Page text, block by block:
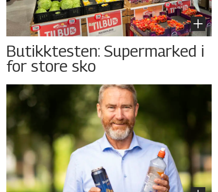
Butikktesten: Supermarked i
for store sko